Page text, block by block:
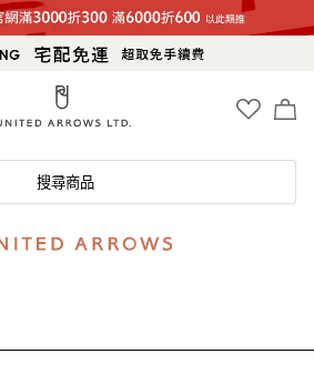
搜尋商品